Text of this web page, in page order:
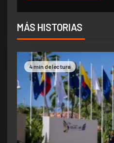
MÁS HISTORIAS
4 min de lectura